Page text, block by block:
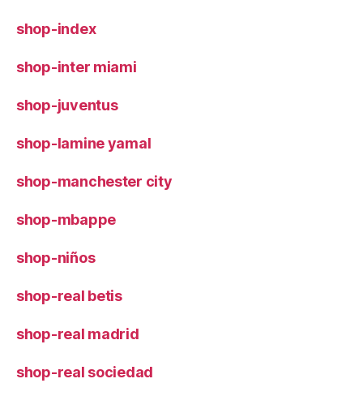
shop-index
shop-inter miami
shop-juventus
shop-lamine yamal
shop-manchester city
shop-mbappe
shop-niños
shop-real betis
shop-real madrid
shop-real sociedad